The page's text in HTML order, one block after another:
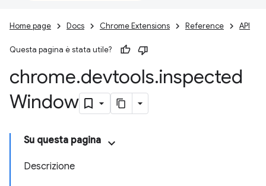
Home page Docs Chrome Extensions Reference API
Questa pagina è stata utile?
chrome.devtools.inspected
Window
Su questa pagina
Descrizione